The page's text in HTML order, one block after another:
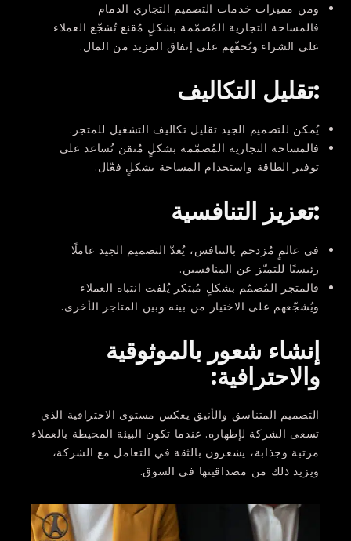
ومن مميزات خدمات التصميم التجاري الدمام
فالمساحة التجارية المُصمّمة بشكلٍ مُقنع تُشجّع العملاء
على الشراء.وتُحفّهم على إنفاق المزيد من المال.
:تقليل التكاليف
يُمكن للتصميم الجيد تقليل تكاليف التشغيل للمتجر.
فالمساحة التجارية المُصمّمة بشكلٍ مُتقن تُساعد على
توفير الطاقة واستخدام المساحة بشكلٍ فعّال.
:تعزيز التنافسية
في عالمٍ مُزدحم بالتنافس، يُعدّ التصميم الجيد عاملًا
رئيسيًا للتميّز عن المنافسين.
فالمتجر المُصمّم بشكلٍ مُبتكر يُلفت انتباه العملاء
ويُشجّعهم على الاختيار من بينه وبين المتاجر الأخرى.
إنشاء شعور بالموثوقية
والاحترافية:
التصميم المتناسق والأنيق يعكس مستوى الاحترافية الذي
تسعى الشركة لإظهاره. عندما تكون البيئة المحيطة بالعملاء
مرتبة وجذابة، يشعرون بالثقة في التعامل مع الشركة،
ويزيد ذلك من مصداقيتها في السوق.